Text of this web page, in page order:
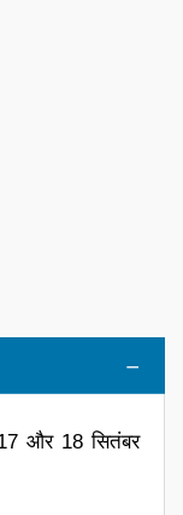
और 18 सितंबर